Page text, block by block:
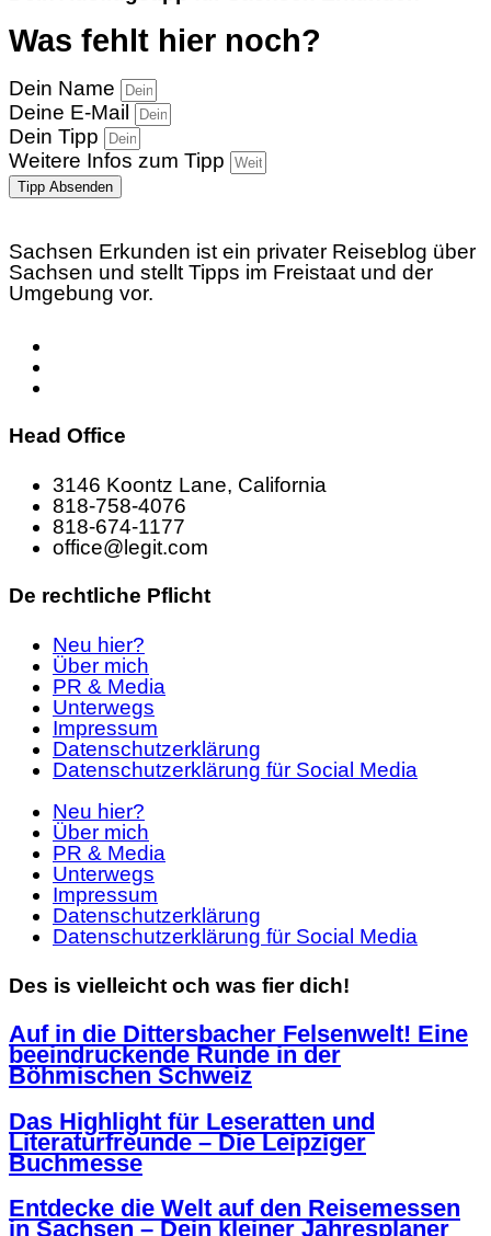
Was fehlt hier noch?
Dein Name
Deine E-Mail
Dein Tipp
Weitere Infos zum Tipp
Tipp Absenden
Sachsen Erkunden ist ein privater Reiseblog über
Sachsen und stellt Tipps im Freistaat und der
Umgebung vor.
Head Office
3146 Koontz Lane, California
818-758-4076
818-674-1177
office@legit.com
De rechtliche Pflicht
Neu hier?
Über mich
PR & Media
Unterwegs
Impressum
Datenschutzerklärung
Datenschutzerklärung für Social Media
Neu hier?
Über mich
PR & Media
Unterwegs
Impressum
Datenschutzerklärung
Datenschutzerklärung für Social Media
Des is vielleicht och was fier dich!
Auf in die Dittersbacher Felsenwelt! Eine
beeindruckende Runde in der
Böhmischen Schweiz
Das Highlight für Leseratten und
Literaturfreunde – Die Leipziger
Buchmesse
Entdecke die Welt auf den Reisemessen
in Sachsen – Dein kleiner Jahresplaner